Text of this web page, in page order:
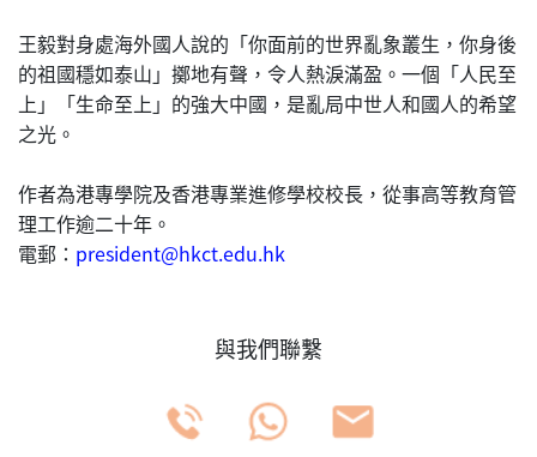
王毅對身處海外國人說的「你面前的世界亂象叢生，你身後
的祖國穩如泰山」擲地有聲，令人熱淚滿盈。一個「人民至
上」「生命至上」的強大中國，是亂局中世人和國人的希望
之光。
作者為港專學院及香港專業進修學校校長，從事高等教育管
理工作逾二十年。
電郵： president@hkct.edu.hk
與我們聯繫